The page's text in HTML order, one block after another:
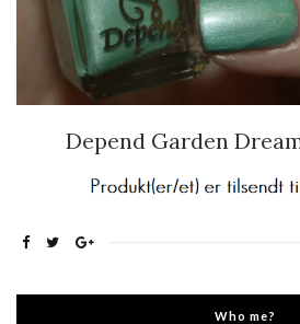
Depend Garden
Who me?